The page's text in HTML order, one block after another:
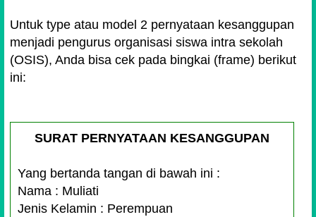
Untuk type atau model 2 pernyataan kesanggupan
menjadi pengurus organisasi siswa intra sekolah
(OSIS), Anda bisa cek pada bingkai (frame) berikut
ini:
SURAT PERNYATAAN KESANGGUPAN
Yang bertanda tangan di bawah ini :
Nama : Muliati
Jenis Kelamin : Perempuan